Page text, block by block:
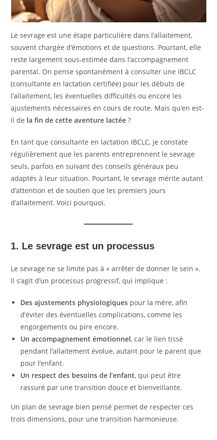
Le sevrage est une étape particulière dans l’allaitement,
souvent chargée d’émotions et de questions. Pourtant, elle
reste largement sous-estimée dans l’accompagnement
parental. On pense spontanément à consulter une IBCLC
(consultante en lactation certifiée) pour les débuts de
l’allaitement, les éventuelles difficultés ou encore les
ajustements nécessaires en cours de route. Mais qu’en est-
il de la fin de cette aventure lactée ?
En tant que consultante en lactation IBCLC, je constate
régulièrement que les parents entreprennent le sevrage
seuls, parfois en suivant des conseils généraux peu
adaptés à leur situation. Pourtant, le sevrage mérite autant
d’attention et de soutien que les premiers jours
d’allaitement. Voici pourquoi.
1. Le sevrage est un processus
Le sevrage ne se limite pas à « arrêter de donner le sein ».
Il s’agit d’un processus progressif, qui implique :
Des ajustements physiologiques pour la mère, afin
d’éviter des éventuelles complications, comme les
engorgements ou pire encore.
Un accompagnement émotionnel, car le lien tissé
pendant l’allaitement évolue, autant pour le parent que
pour l’enfant.
Un respect des besoins de l’enfant, qui peut être
rassuré par une transition douce et bienveillante.
Un plan de sevrage bien pensé permet de respecter ces
trois dimensions, pour une transition harmonieuse.